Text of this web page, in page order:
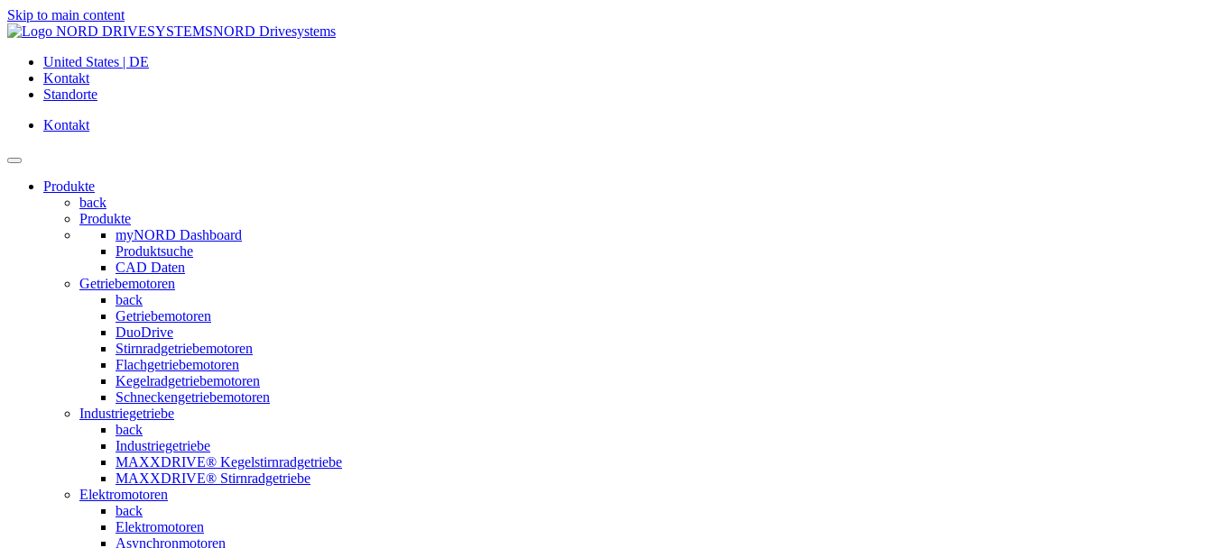
Skip to main content
NORD Drivesystems
United States | DE
Kontakt
Standorte
Kontakt
Produkte
back
Produkte
myNORD Dashboard
Produktsuche
CAD Daten
Getriebemotoren
back
Getriebemotoren
DuoDrive
Stirnradgetriebemotoren
Flachgetriebemotoren
Kegelradgetriebemotoren
Schneckengetriebemotoren
Industriegetriebe
back
Industriegetriebe
MAXXDRIVE® Kegelstirnradgetriebe
MAXXDRIVE® Stirnradgetriebe
Elektromotoren
back
Elektromotoren
Asynchronmotoren